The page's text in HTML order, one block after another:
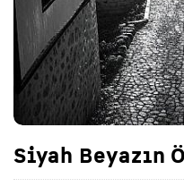
Siyah Beyazın